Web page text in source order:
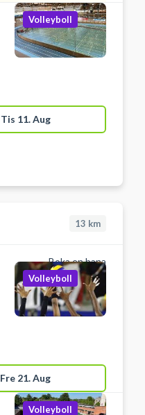
Volleyboll
Tis 11. Aug
13 km
Boka en bana
Volleyboll
Fre 21. Aug
Volleyboll